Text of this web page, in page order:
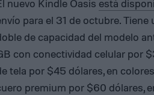
nuevo Kindle Oasis está
para el 31 de octubre.
de capacidad del modelo
con conectividad celular por
tela por $45 dólares, en
premium por $60 dólares,